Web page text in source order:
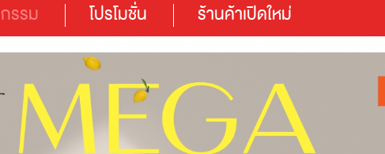
แต่งบ้าน แม่และเด็ก ไลฟ์สไตล์ บริการ เมกา สมาร์ท คิดส์
นโลยี
สุขภาพและความงาม
รรม โปรโมชั่น ร้านค้าเปิดใหม่